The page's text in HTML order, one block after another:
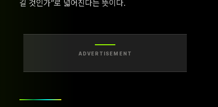
길 것인가”로 넓어진다는 뜻이다.
ADVERTISEMENT